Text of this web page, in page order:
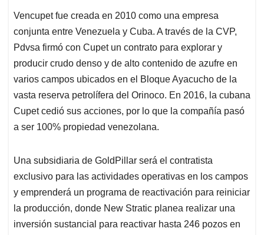
Vencupet fue creada en 2010 como una empresa
conjunta entre Venezuela y Cuba. A través de la CVP,
Pdvsa firmó con Cupet un contrato para explorar y
producir crudo denso y de alto contenido de azufre en
varios campos ubicados en el Bloque Ayacucho de la
vasta reserva petrolífera del Orinoco. En 2016, la cubana
Cupet cedió sus acciones, por lo que la compañía pasó
a ser 100% propiedad venezolana.
Una subsidiaria de GoldPillar será el contratista
exclusivo para las actividades operativas en los campos
y emprenderá un programa de reactivación para reiniciar
la producción, donde New Stratic planea realizar una
inversión sustancial para reactivar hasta 246 pozos en